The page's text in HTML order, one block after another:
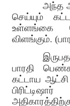
அந்த
செய்யும்
உள்ளங்கை
விளங்கும்.
பாரதி
கட்டாய